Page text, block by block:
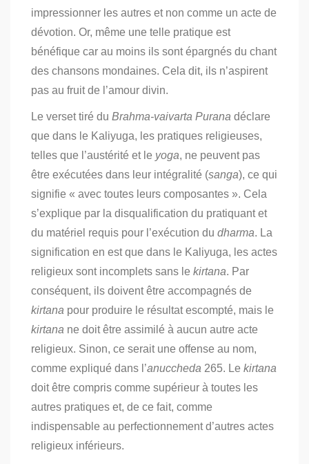
impressionner les autres et non comme un acte de
dévotion. Or, même une telle pratique est
bénéfique car au moins ils sont épargnés du chant
des chansons mondaines. Cela dit, ils n’aspirent
pas au fruit de l’amour divin.
Le verset tiré du Brahma-vaivarta Purana déclare
que dans le Kaliyuga, les pratiques religieuses,
telles que l’austérité et le yoga, ne peuvent pas
être exécutées dans leur intégralité (sanga), ce qui
signifie « avec toutes leurs composantes ». Cela
s’explique par la disqualification du pratiquant et
du matériel requis pour l’exécution du dharma. La
signification en est que dans le Kaliyuga, les actes
religieux sont incomplets sans le kirtana. Par
conséquent, ils doivent être accompagnés de
kirtana pour produire le résultat escompté, mais le
kirtana ne doit être assimilé à aucun autre acte
religieux. Sinon, ce serait une offense au nom,
comme expliqué dans l’anuccheda 265. Le kirtana
doit être compris comme supérieur à toutes les
autres pratiques et, de ce fait, comme
indispensable au perfectionnement d’autres actes
religieux inférieurs.